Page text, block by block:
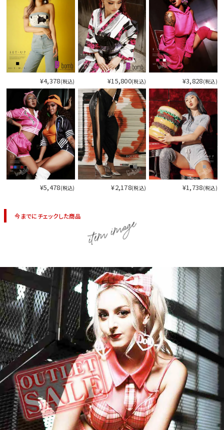
今活
¥4,378(税込) ¥15,800(税込) ¥3,828(税込)
¥5,478(税込) ¥2,178(税込) ¥1,738(税込)
今までにチェックした商品 item image